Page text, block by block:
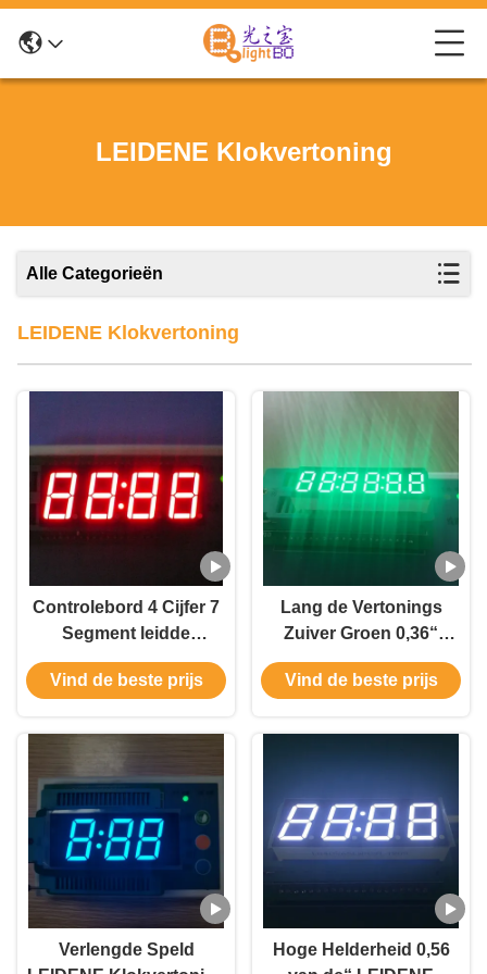
LEIDENE Klokvertoning
Alle Categorieën
LEIDENE Klokvertoning
Controlebord 4 Cijfer 7
Segment leidde
Vertoning 14.2mm
Grootte 50,3 x 19 x 8mm
Vind de beste prijs
Lang de Vertonings
Zuiver Groen 0,36“
Cijfer 6 van de Leven
Digitaal Klok voor
Vind de beste prijs
Verlengde Speld
Hoge Helderheid 0,56